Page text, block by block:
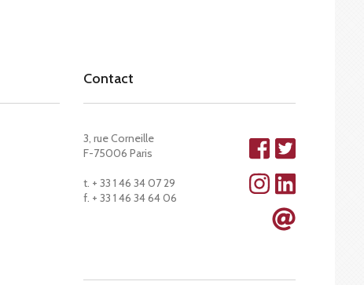
Contact
3, rue Corneille
F-75006 Paris
t. + 33 1 46 34 07 29
f. + 33 1 46 34 64 06